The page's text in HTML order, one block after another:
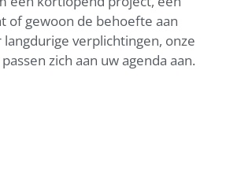
of gewoon de behoefte aan
verplichtingen, onze
zich aan uw agenda aan.